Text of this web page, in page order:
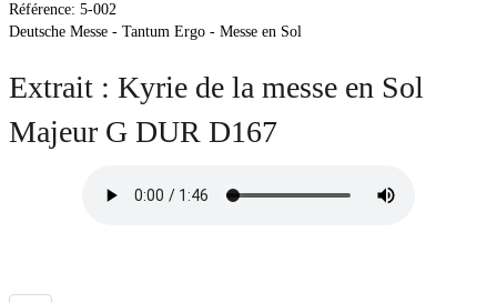
Événements
Référence: 5-002
Deutsche Messe - Tantum Ergo - Messe en Sol
Extrait : Kyrie de la messe en Sol
Majeur G DUR D167